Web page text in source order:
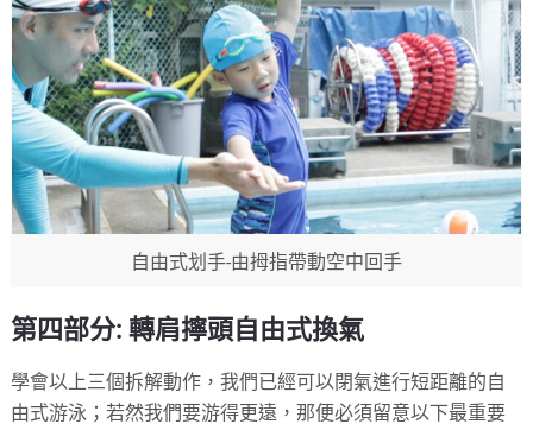
自由式划手-由拇指帶動空中回手
第四部分: 轉肩擰頭自由式換氣
學會以上三個拆解動作，我們已經可以閉氣進行短距離的自
由式游泳；若然我們要游得更遠，那便必須留意以下最重要